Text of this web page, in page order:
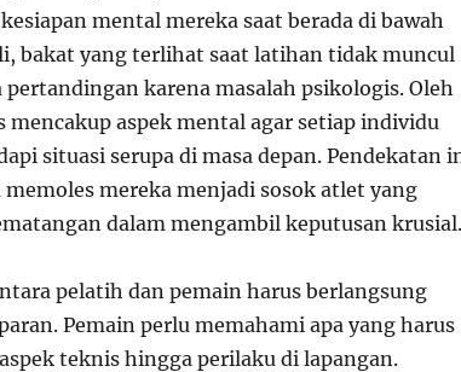
mental mereka saat berada di bawah
bakat yang terlihat saat latihan tidak muncul
pertandingan karena masalah psikologis. Oleh
mencakup aspek mental agar setiap individu
situasi serupa di masa depan. Pendekatan
mereka menjadi sosok atlet yang
dalam mengambil keputusan krusial.
pelatih dan pemain harus berlangsung
Pemain perlu memahami apa yang harus
teknis hingga perilaku di lapangan.